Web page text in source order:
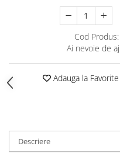
Snur Medalie
Medalii Personalizate
Personalizari Medalii
Suport medalii
Trofee
Trofee Acril
Trofee Metalice
Cod Produs:
Ai nevoie de
Adauga la Favorite
Descriere